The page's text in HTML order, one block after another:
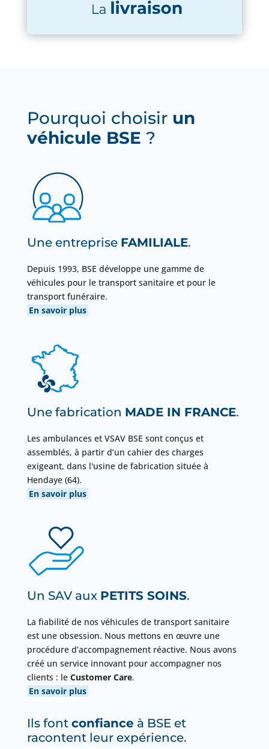
Pourquoi choisir un
véhicule BSE ?
Une entreprise FAMILIALE.
Depuis 1993, BSE développe une gamme de
véhicules pour le transport sanitaire et pour le
transport funéraire.
En savoir plus
Une fabrication MADE IN FRANCE.
Les ambulances et VSAV BSE sont conçus et
assemblés, à partir d’un cahier des charges
exigeant, dans l'usine de fabrication située à
Hendaye (64).
En savoir plus
Un SAV aux PETITS SOINS.
La fiabilité de nos véhicules de transport sanitaire
est une obsession. Nous mettons en œuvre une
procédure d’accompagnement réactive. Nous avons
créé un service innovant pour accompagner nos
clients : le Customer Care.
En savoir plus
Ils font confiance à BSE et
racontent leur expérience.